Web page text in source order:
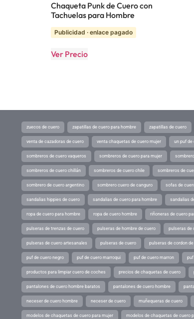
Chaqueta Punk de Cuero con
Tachuelas para Hombre
Publicidad · enlace pagado
Ver Precio
zuecos de cuero zapatillas de cuero para hombre zapatillas de cuero
venta de cazadoras de cuero venta chaquetas de cuero mujer un puf de
sombreros de cuero vaqueros sombreros de cuero para mujer
sombreros de cuero chillán sombreros de cuero chile sombreros de
sombrero de cuero argentino sombrero cuero de canguro sofas de
sandalias hippies de cuero sandalias de cuero para hombre sandalias
ropa de cuero para hombre ropa de cuero hombre riñoneras de cuero
pulseras de trenzas de cuero pulseras de hombre de cuero pulseras de
pulseras de cuero artesanales pulseras de cuero pulseras de cordon
puf de cuero negro puf de cuero marroqui puf de cuero marron puf
productos para limpiar cuero de coches precios de chaquetas de cuero
pantalones de cuero hombre baratos pantalones de cuero hombre
neceser de cuero hombre neceser de cuero muñequeras de cuero
modelos de chaquetas de cuero para mujer modelos de chaquetas de cuero